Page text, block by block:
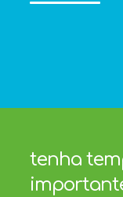
tenha